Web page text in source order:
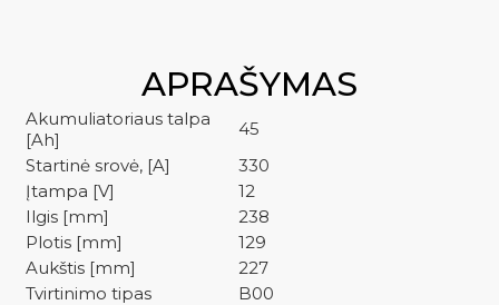
APRAŠYMAS
Akumuliatoriaus talpa
[Ah]
45
Startinė srovė, [A]
330
Įtampa [V]
12
Ilgis [mm]
238
Plotis [mm]
129
Aukštis [mm]
227
Tvirtinimo tipas
B00